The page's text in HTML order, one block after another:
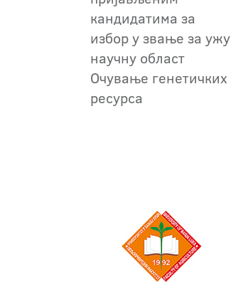
кандидатима за
избор у звање за ужу
научну област
Очување генетичких
ресурса